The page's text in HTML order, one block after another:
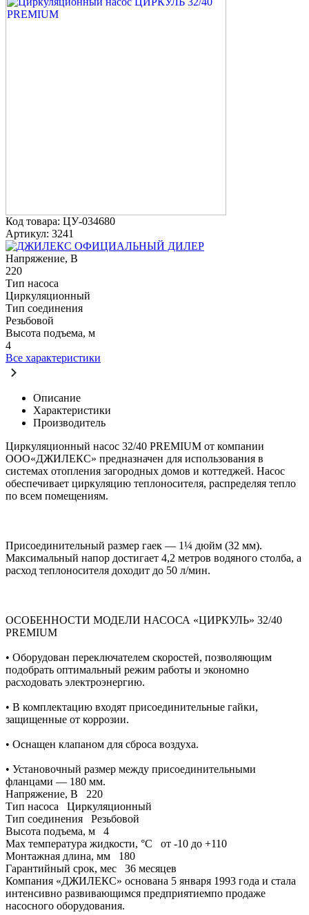
Код товара: ЦУ-034680
Артикул: 3241
ОФИЦИАЛЬНЫЙ ДИЛЕР
Напряжение, В
220
Тип насоса
Циркуляционный
Тип соединения
Резьбовой
Высота подъема, м
4
Все характеристики
Описание
Характеристики
Производитель
Циркуляционный насос 32/40 PREMIUM от компании
ООО«ДЖИЛЕКС» предназначен для использования в
системах отопления загородных домов и коттеджей. Насос
обеспечивает циркуляцию теплоносителя, распределяя тепло
по всем помещениям.
Присоединительный размер гаек — 1¼ дюйм (32 мм).
Максимальный напор достигает 4,2 метров водяного столба, а
расход теплоносителя доходит до 50 л/мин.
ОСОБЕННОСТИ МОДЕЛИ НАСОСА «ЦИРКУЛЬ» 32/40
PREMIUM
• Оборудован переключателем скоростей, позволяющим
подобрать оптимальный режим работы и экономно
расходовать электроэнергию.
• В комплектацию входят присоединительные гайки,
защищенные от коррозии.
• Оснащен клапаном для сброса воздуха.
• Установочный размер между присоединительными
фланцами — 180 мм.
Напряжение, В
220
Тип насоса
Циркуляционный
Тип соединения
Резьбовой
Высота подъема, м
4
Max температура жидкости, °С
от -10 до +110
Монтажная длина, мм
180
Гарантийный срок, мес
36 месяцев
Компания «ДЖИЛЕКС» основана 5 января 1993 года и стала
интенсивно развивающимся предприятиемпо продаже
насосного оборудования.